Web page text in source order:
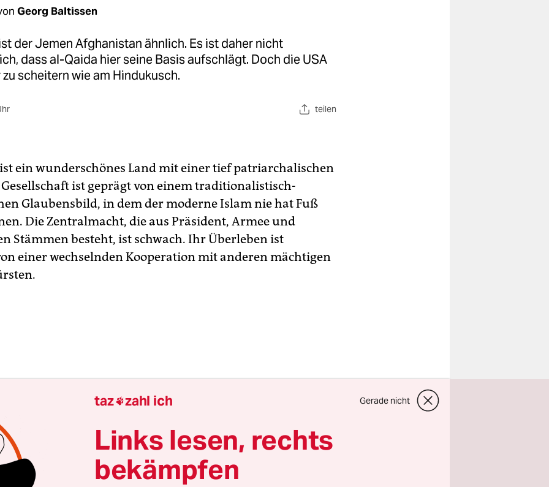
Georg Baltissen
der Jemen Afghanistan ähnlich. Es ist daher nicht
dass al-Qaida hier seine Basis aufschlägt. Doch die USA
scheitern wie am Hindukusch.
teilen
ein wunderschönes Land mit einer tief patriarchalischen
ist geprägt von einem traditionalistisch-
Glaubensbild, in dem der moderne Islam nie hat Fuß
Die Zentralmacht, die aus Präsident, Armee und
Stämmen besteht, ist schwach. Ihr Überleben ist
einer wechselnden Kooperation mit anderen mächtigen
taz zahl ich Gerade nicht
Links lesen, rechts
bekämpfen